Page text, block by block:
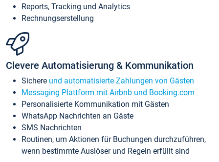
Reports, Tracking und Analytics
Rechnungserstellung
Clevere Automatisierung & Kommunikation
Sichere und automatisierte Zahlungen von Gästen
Messaging Plattform mit Airbnb und Booking.com
Personalisierte Kommunikation mit Gästen
WhatsApp Nachrichten an Gäste
SMS Nachrichten
Routinen, um Aktionen für Buchungen durchzuführen,
wenn bestimmte Auslöser und Regeln erfüllt sind